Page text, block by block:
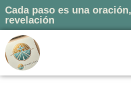
al
contenido
Cada paso es una
revelación